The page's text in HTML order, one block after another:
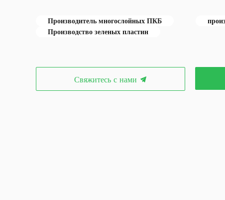
Производитель многослойных ПКБ
Производство зеленых пластин
Свяжитесь с нами